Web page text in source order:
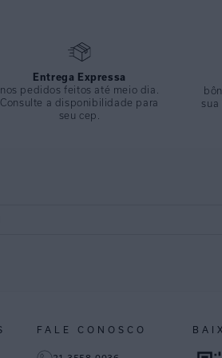
Entrega Expressa
nos pedidos feitos até meio dia.
Consulte a disponibilidade para
seu cep.
sua
FALE CONOSCO